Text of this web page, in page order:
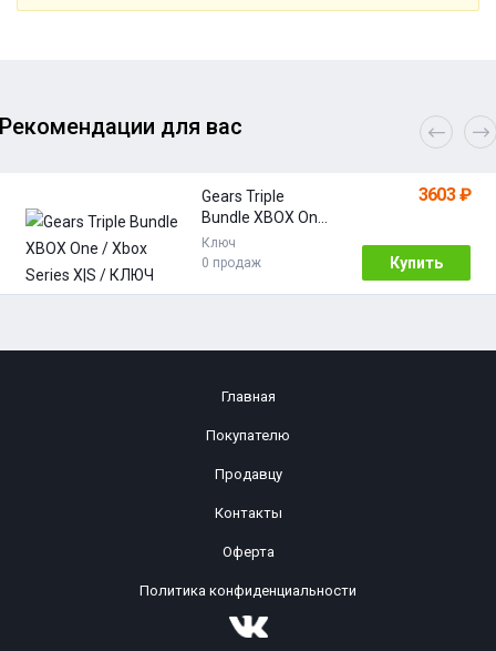
Рекомендации для вас
Gears Triple
Bundle XBOX One
/ Xbox Series X|S /
КЛЮЧ
Ключ
0 продаж
3603 ₽
Купить
Главная
Покупателю
Продавцу
Контакты
Оферта
Политика конфиденциальности